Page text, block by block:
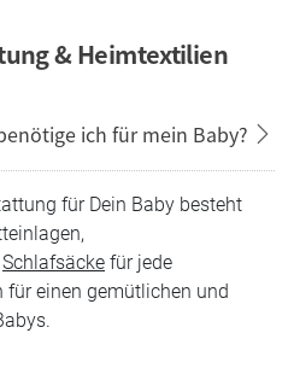
& Heimtextilien
ich für mein Baby?
für Dein Baby besteht
Schlafsäcke für jede
für einen gemütlichen und